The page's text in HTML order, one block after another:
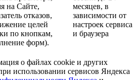
на Сайте,
отказов,
целей
по кнопкам,
форм).
месяцев, в
зависимости от
настроек сервиса
и браузера
о файлах cookie и других
использовании сервисов Яндекса